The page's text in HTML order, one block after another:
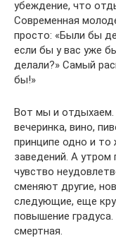
убеждение, что
Современная
просто: «Были бы
если бы у вас уже
делали?» Самый
бы!»
Вот мы и отдыхаем.
вечеринка, вино,
принципе одно и то
заведений. А утром
чувство
сменяют другие,
следующие, еще
повышение
смертная.